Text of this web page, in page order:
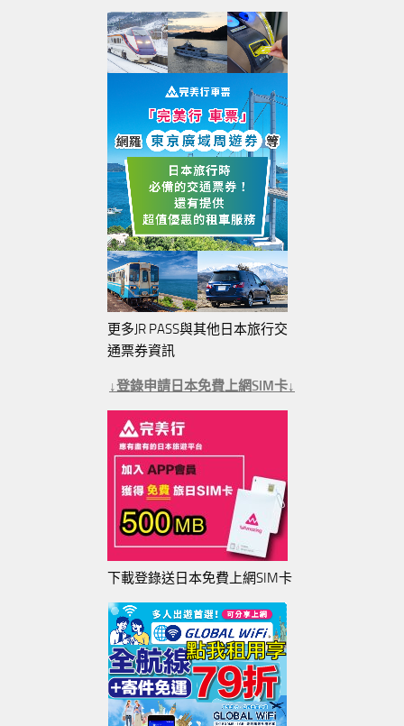
更多JR PASS與其他日本旅行交
通票券資訊
↓登錄申請日本免費上網SIM卡↓
下載登錄送日本免費上網SIM卡